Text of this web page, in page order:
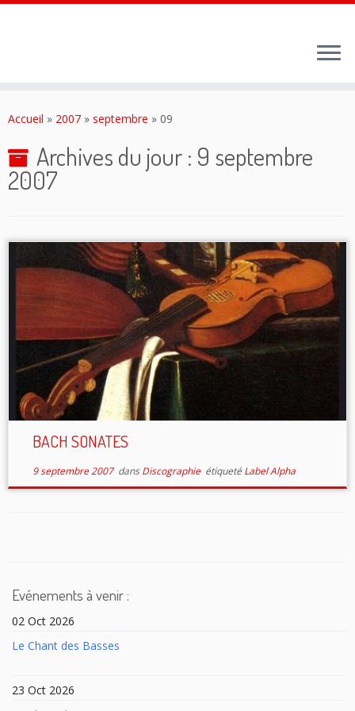
auAccueil » 2007 » septembre » 09
Archives du jour : 9 septembre
2007
BACH SONATES
9 septembre 2007dansDiscographie étiqueté Label Alpha
Evénements à venir :
02 Oct 2026
Le Chant des Basses
23 Oct 2026